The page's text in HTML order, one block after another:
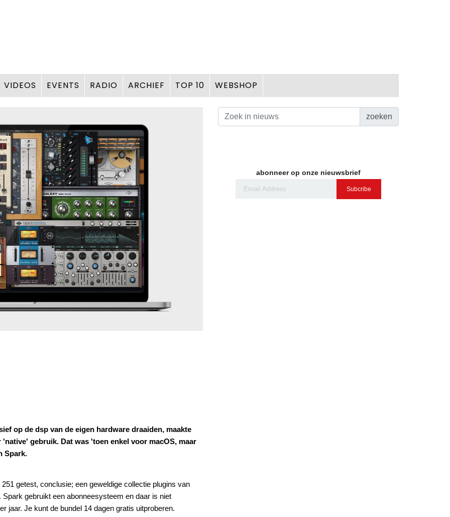
VIDEOS EVENTS RADIO ARCHIEF TOP 10 WEBSHOP
op de dsp van de eigen hardware draaiden, maakte
gebruik. Dat was 'toen enkel voor macOS, maar
Spark.
getest, conclusie; een geweldige collectie plugins van
gebruikt een abonneesysteem en daar is niet
jaar. Je kunt de bundel 14 dagen gratis uitproberen.
zoeken
abonneer op onze nieuwsbrief
Subcribe